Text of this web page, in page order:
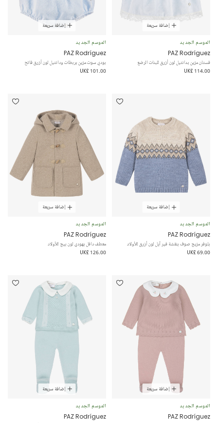
إضافة سريعة
الموسم الجديد
PAZ Rodríguez
فستان مزين بدانتيل لون أزرق للبنات الرضع
UK£ 114.00
إضافة سريعة
الموسم الجديد
PAZ Rodríguez
بودي سوت مزين بربطات ودانتيل لون أزرق فاتح
UK£ 101.00
إضافة سريعة
الموسم الجديد
PAZ Rodríguez
بلوفر مزيج صوف بنقشة فير آيل لون أزرق للأولاد
UK£ 69.00
إضافة سريعة
الموسم الجديد
PAZ Rodríguez
معطف دافل بهودي لون بيج للأولاد
UK£ 126.00
إضافة سريعة
الموسم الجديد
PAZ Rodríguez
إضافة سريعة
الموسم الجديد
PAZ Rodríguez